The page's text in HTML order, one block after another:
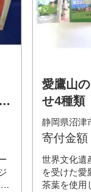
愛鷹山
せ4種類
静岡県沼津
寄付金額
世界文化遺
を受けた愛
茶葉を使用